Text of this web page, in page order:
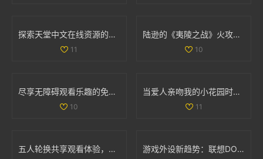
探索天堂中文在线资源的多样选择与使用指南
11
陆逊的《夷陵之战》火攻考察：胜利背后的真实因素分析
10
尽享无障碍观看乐趣的免费真人在线直播平台推荐
10
当爱人亲吻我的小花园时，他对我的爱意有多深厚呢
11
五人轮换共享观看体验，畅享精彩电视剧无需花费 游戏外设新趋势：联想DOU小助手深度解析与功能体验